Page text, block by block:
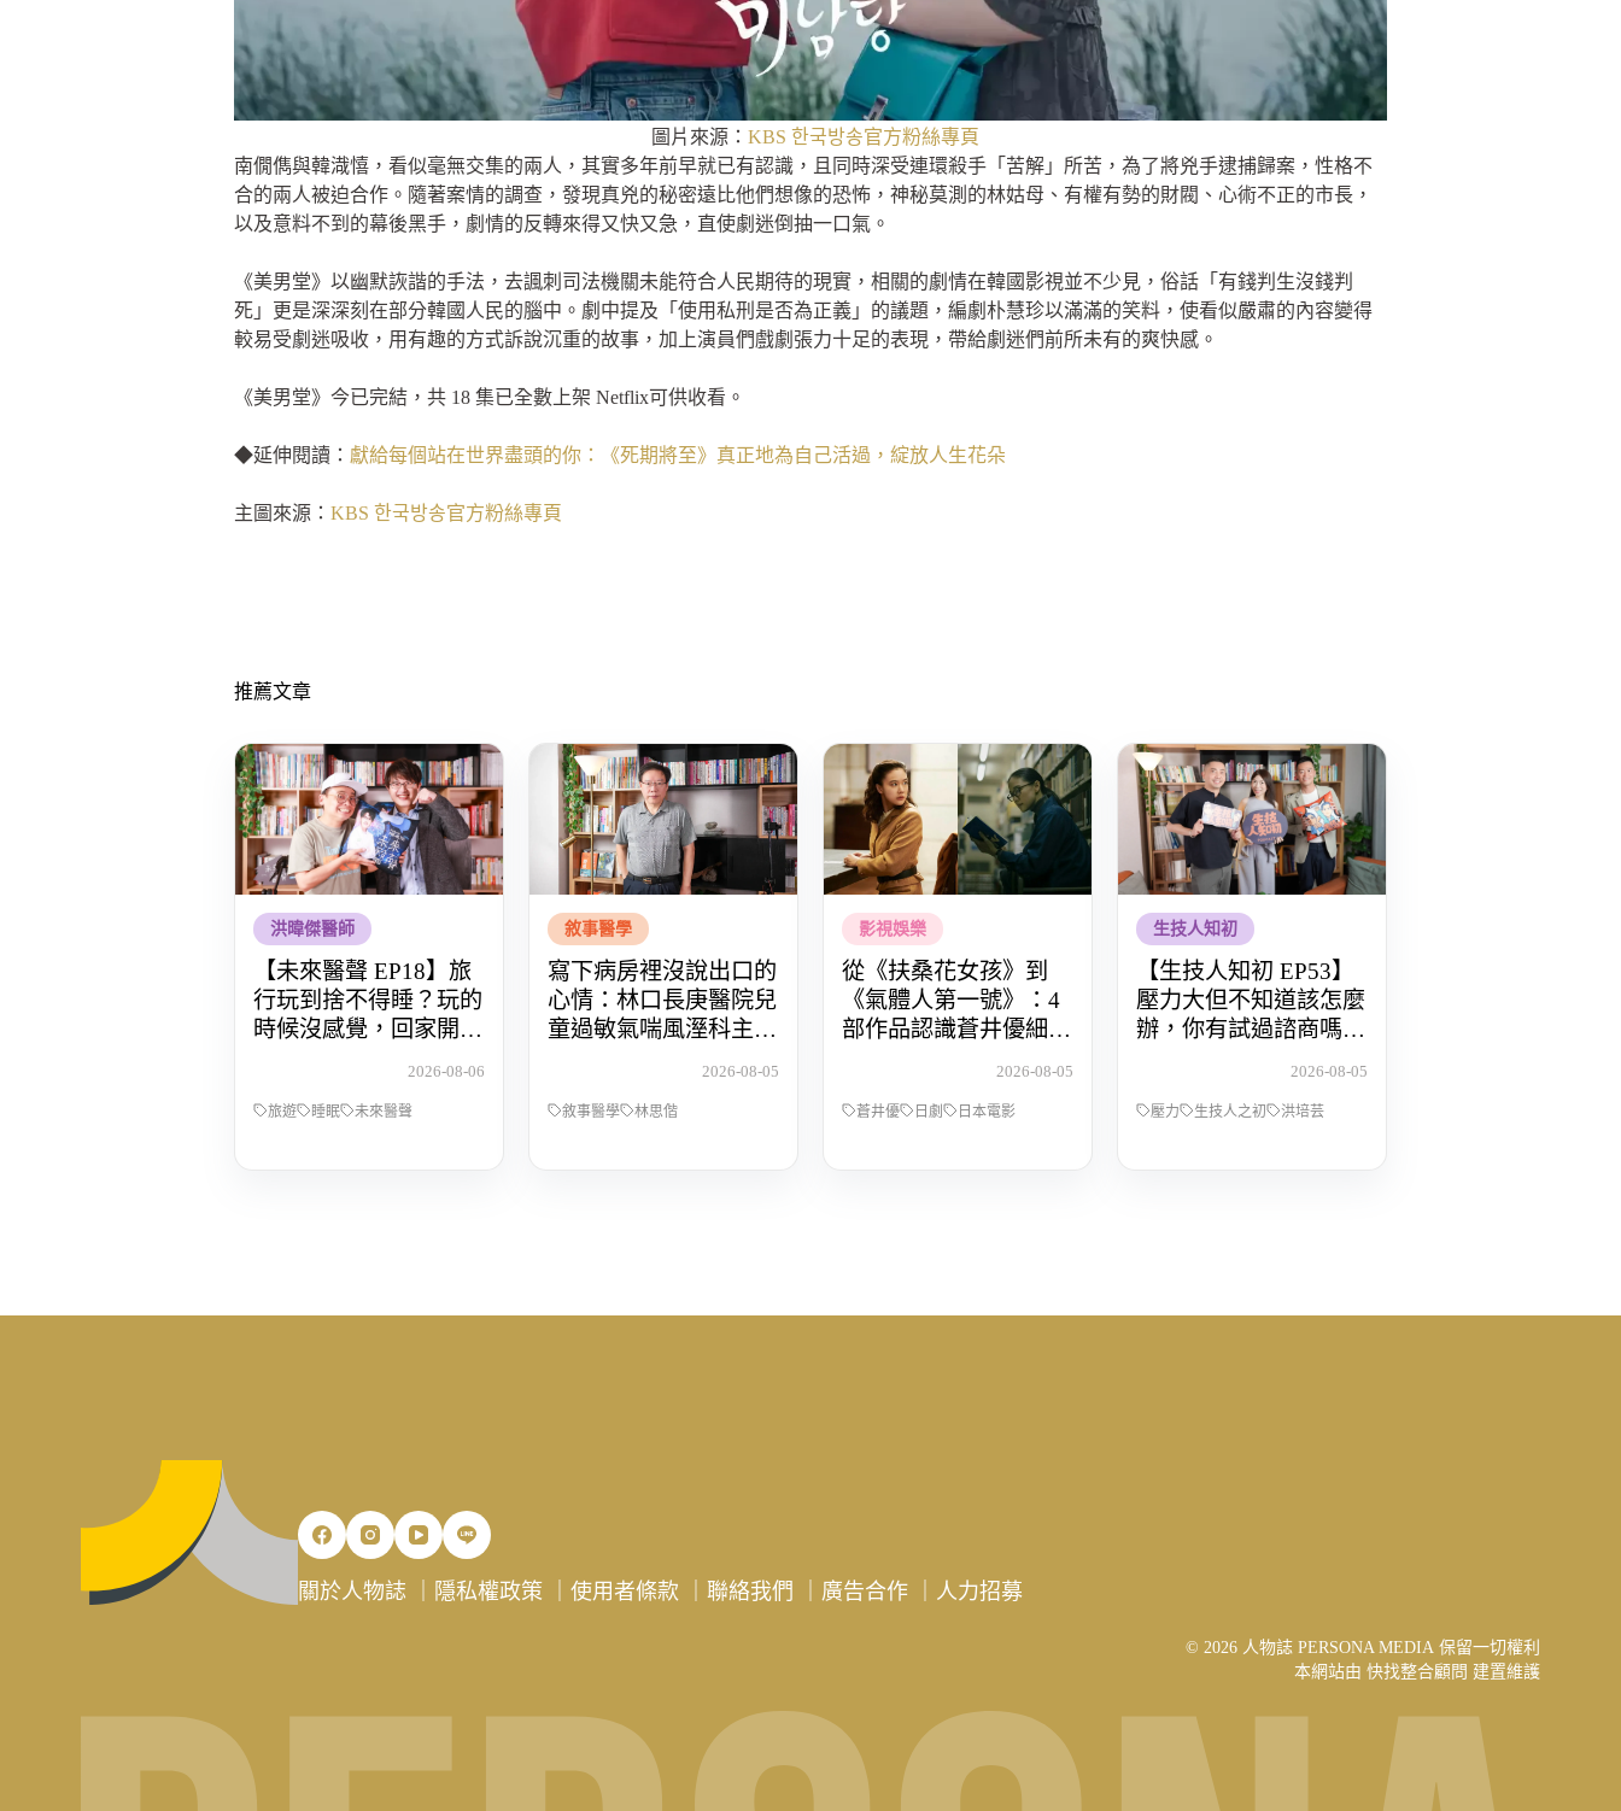
圖片來源： KBS 한국방송官方粉絲專頁
南僩儁與韓渽憘，看似毫無交集的兩人，其實多年前早就已有認識，且同時深受連環殺手「苦解」所苦，為了將兇手逮捕歸案，性格不
合的兩人被迫合作。隨著案情的調查，發現真兇的秘密遠比他們想像的恐怖，神秘莫測的林姑母、有權有勢的財閥、心術不正的市長，
以及意料不到的幕後黑手，劇情的反轉來得又快又急，直使劇迷倒抽一口氣。
《美男堂》以幽默詼諧的手法，去諷刺司法機關未能符合人民期待的現實，相關的劇情在韓國影視並不少見，俗話「有錢判生沒錢判
死」更是深深刻在部分韓國人民的腦中。劇中提及「使用私刑是否為正義」的議題，編劇朴慧珍以滿滿的笑料，使看似嚴肅的內容變得
較易受劇迷吸收，用有趣的方式訴說沉重的故事，加上演員們戲劇張力十足的表現，帶給劇迷們前所未有的爽快感。
《美男堂》今已完結，共 18 集已全數上架 Netflix可供收看。
◆延伸閱讀： 獻給每個站在世界盡頭的你：《死期將至》真正地為自己活過，綻放人生花朵
主圖來源： KBS 한국방송官方粉絲專頁
推薦文章
洪暐傑醫師
【未來醫聲 EP18】旅
行玩到捨不得睡？玩的
時候沒感覺，回家開始
2026-08-06
旅遊 睡眠 未來醫聲
敘事醫學
寫下病房裡沒說出口的
心情：林口長庚醫院兒
童過敏氣喘風溼科主治
2026-08-05
敘事醫學 林思偕
影視娛樂
從《扶桑花女孩》到
《氣體人第一號》：4
部作品認識蒼井優細膩
2026-08-05
蒼井優 日劇 日本電影
生技人知初
【生技人知初 EP53】
壓力大但不知道該怎麼
辦，你有試過諮商嗎？
2026-08-05
壓力 生技人之初 洪培芸
關於人物誌 隱私權政策 ｜使用者條款 ｜聯絡我們 廣告合作 人力招募
© 2026 人物誌 PERSONA MEDIA 保留一切權利
本網站由 快找整合顧問 建置維護